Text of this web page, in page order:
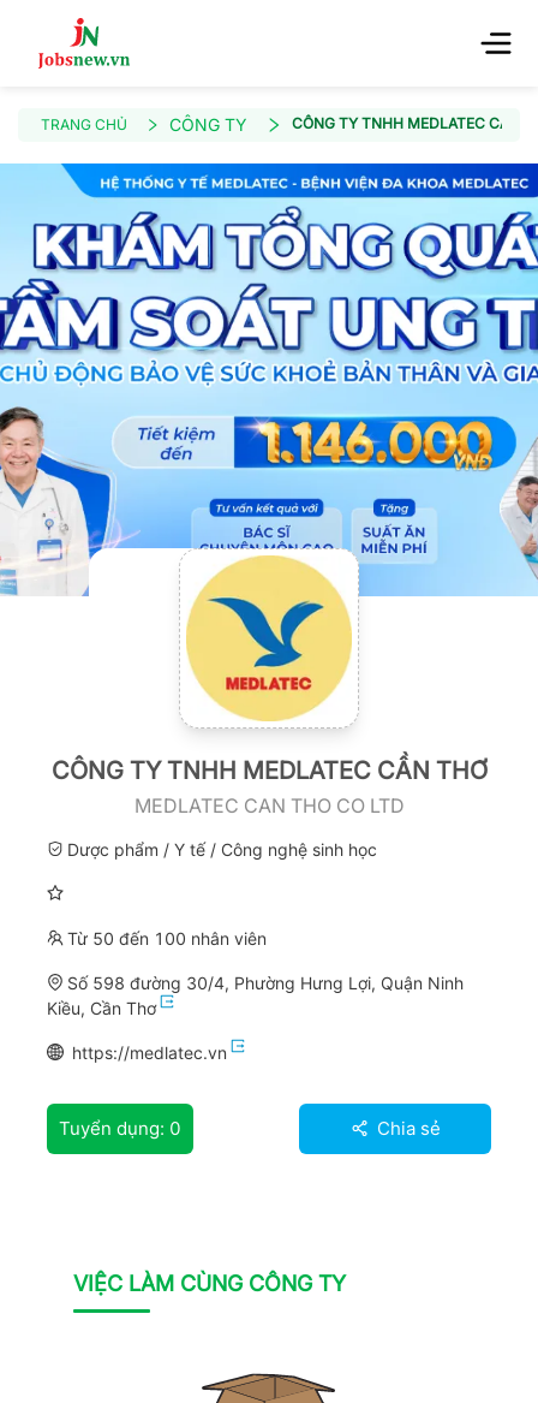
TRANG CHỦ CÔNG TY CÔNG TY TNHH MEDLATEC CẦN
CÔNG TY TNHH MEDLATEC CẦN THƠ
MEDLATEC CAN THO CO LTD
Dược phẩm / Y tế / Công nghệ sinh học
Từ 50 đến 100 nhân viên
Số 598 đường 30/4, Phường Hưng Lợi, Quận Ninh
Kiều, Cần Thơ
https://medlatec.vn
Tuyển dụng: 0 Chia sẻ
VIỆC LÀM CÙNG CÔNG TY